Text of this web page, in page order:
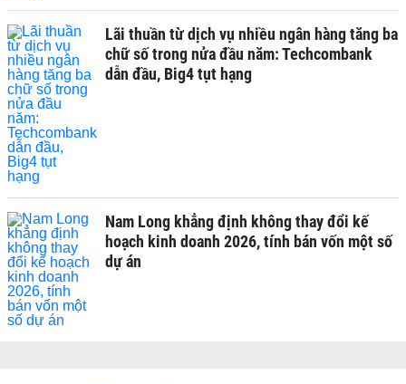
Lãi thuần từ dịch vụ nhiều ngân hàng tăng ba
chữ số trong nửa đầu năm: Techcombank
dẫn đầu, Big4 tụt hạng
Nam Long khẳng định không thay đổi kế
hoạch kinh doanh 2026, tính bán vốn một số
dự án